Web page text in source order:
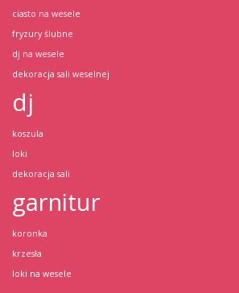
ciasto na wesele
fryzury ślubne
dj na wesele
dekoracja sali weselnej
dj
koszula
loki
dekoracja sali
garnitur
koronka
krzesła
loki na wesele